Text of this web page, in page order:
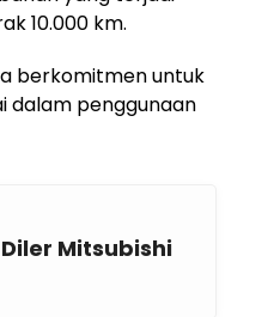
10.000 km.
berkomitmen untuk
dalam penggunaan
Mitsubishi